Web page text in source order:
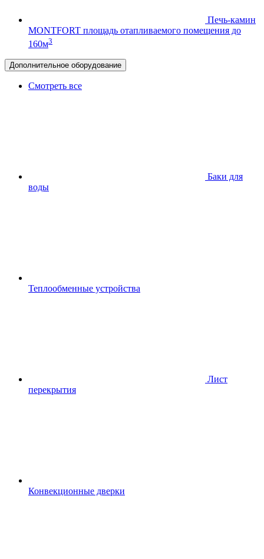
Печь-камин
MONTFORT площадь отапливаемого помещения до
160м3
Дополнительное оборудование
Смотреть все
Баки для
воды
Теплообменные устройства
Лист
перекрытия
Конвекционные дверки